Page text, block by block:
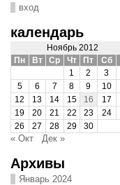
вход
календарь
Ноябрь 2012
Пн
Вт Ср Чт Пт Сб
1
2 3
5
6 7 8 9 10
12
13 14 15 16 17
19
20 21 22 23 24
26
27 28 29 30
« Окт Дек »
Архивы
Январь 2024